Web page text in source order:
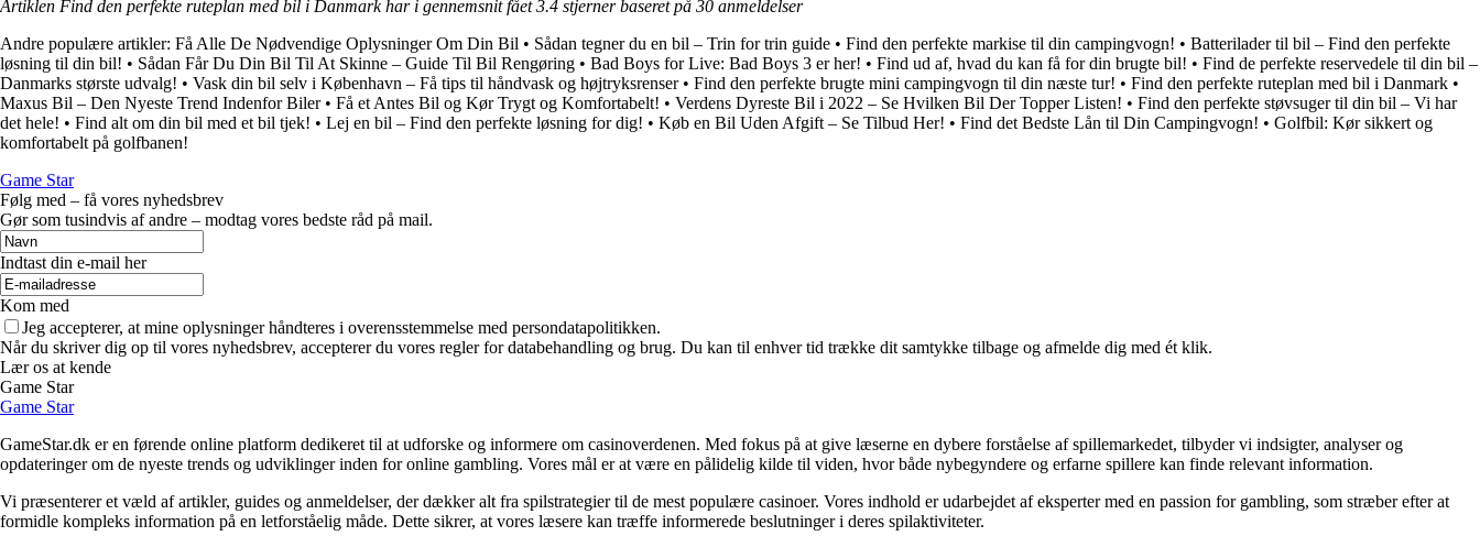
Artiklen Find den perfekte ruteplan med bil i Danmark har i gennemsnit fået3.4 stjerner baseret på 30 anmeldelser
Andre populære artikler: Få Alle De Nødvendige Oplysninger Om Din Bil • Sådan tegner du en bil – Trin for trin guide • Find den perfekte markise til din campingvogn! • Batterilader til bil – Find den perfekte
løsning til din bil! • Sådan Får Du Din Bil Til At Skinne – Guide Til Bil Rengøring • Bad Boys for Live: Bad Boys 3 er her! • Find ud af, hvad du kan få for din brugte bil! • Find de perfekte reservedele til din bil –
Danmarks største udvalg! • Vask din bil selv i København – Få tips til håndvask og højtryksrenser• Find den perfekte brugte mini campingvogn til din næste tur! • Find den perfekte ruteplan med bil i Danmark •
Maxus Bil – Den Nyeste Trend Indenfor Biler• Få et Antes Bil og Kør Trygt og Komfortabelt! • Verdens Dyreste Bil i 2022 – Se Hvilken Bil Der Topper Listen! • Find den perfekte støvsuger til din bil – Vi har
det hele! • Find alt om din bil med et bil tjek! • Lej en bil – Find den perfekte løsning for dig! • Køb en Bil Uden Afgift – Se Tilbud Her! • Find det Bedste Lån til Din Campingvogn! • Golfbil: Kør sikkert og
komfortabelt på golfbanen!
Game Star
Følg med – få vores nyhedsbrev
Gør som tusindvis af andre – modtag vores bedste råd på mail.
Indtast din e-mail her
Kom med
Jeg accepterer, at mine oplysninger håndteres i overensstemmelse med persondatapolitikken.
Når du skriver dig op til vores nyhedsbrev, accepterer du vores regler for databehandling og brug. Du kan til enhver tid trække dit samtykke tilbage og afmelde dig med ét klik.
Lær os at kende
Game Star
Game Star
GameStar.dk er en førende online platform dedikeret til at udforske og informere om casinoverdenen. Med fokus på at give læserne en dybere forståelse af spillemarkedet, tilbyder vi indsigter, analyser og
opdateringer om de nyeste trends og udviklinger inden for online gambling. Vores mål er at være en pålidelig kilde til viden, hvor både nybegyndere og erfarne spillere kan finde relevant information.
Vi præsenterer et væld af artikler, guides og anmeldelser, der dækker alt fra spilstrategier til de mest populære casinoer. Vores indhold er udarbejdet af eksperter med en passion for gambling, som stræber efter at
formidle kompleks information på en letforståelig måde. Dette sikrer, at vores læsere kan træffe informerede beslutninger i deres spilaktiviteter.